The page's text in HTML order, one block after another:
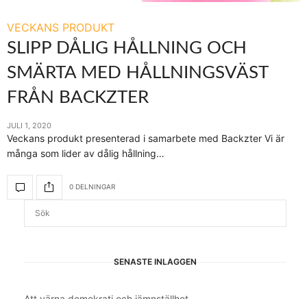
VECKANS PRODUKT
SLIPP DÅLIG HÅLLNING OCH
SMÄRTA MED HÅLLNINGSVÄST
FRÅN BACKZTER
JULI 1, 2020
Veckans produkt presenterad i samarbete med Backzter Vi är
många som lider av dålig hållning…
0 DELNINGAR
SENASTE INLÄGGEN